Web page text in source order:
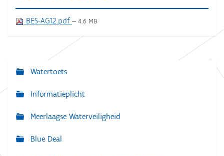
BES-AG12.pdf — 4.6 MB
N
a
i
g
Watertoets
Informatieplicht
Meerlaagse Waterveiligheid
Blue Deal